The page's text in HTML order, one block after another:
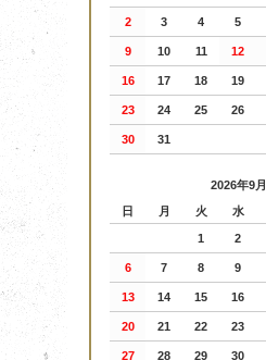
2 3 4 5
9 10 11 12
16 17 18 19
23 24 25 26
30 31
2026年9月
日
月 火 水
1 2
6 7 8 9
13 14 15 16
20 21 22 23
27 28 29 30